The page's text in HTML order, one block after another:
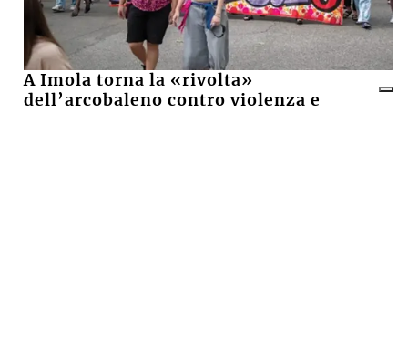
A Imola torna la «rivolta»
dell’arcobaleno contro violenza e